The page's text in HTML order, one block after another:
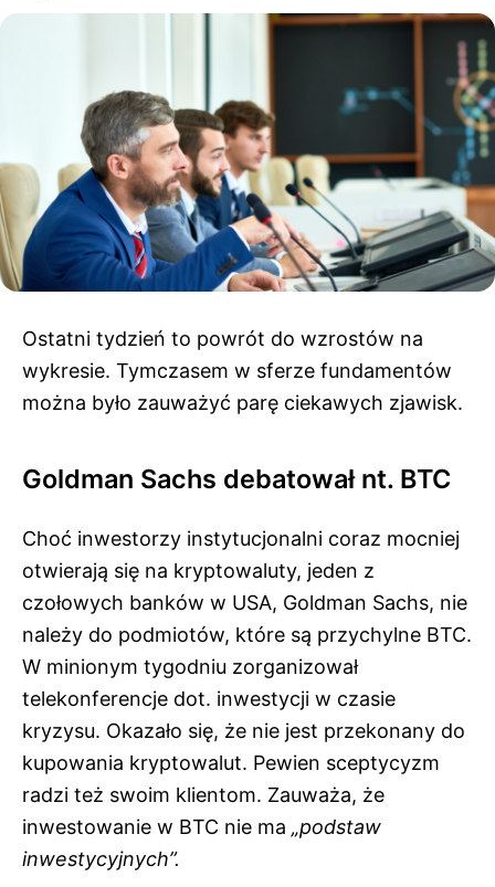
Ostatni tydzień to powrót do wzrostów na
wykresie. Tymczasem w sferze fundamentów
można było zauważyć parę ciekawych zjawisk.
Goldman Sachs debatował nt. BTC
Choć inwestorzy instytucjonalni coraz mocniej
otwierają się na kryptowaluty, jeden z
czołowych banków w USA, Goldman Sachs, nie
należy do podmiotów, które są przychylne BTC.
W minionym tygodniu zorganizował
telekonferencje dot. inwestycji w czasie
kryzysu. Okazało się, że nie jest przekonany do
kupowania kryptowalut. Pewien sceptycyzm
radzi też swoim klientom. Zauważa, że
inwestowanie w BTC nie ma „podstaw
inwestycyjnych”.